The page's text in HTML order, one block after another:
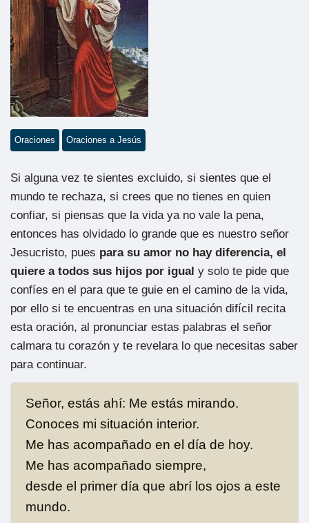
Oraciones Oraciones a Jesús
Si alguna vez te sientes excluido, si sientes que el
mundo te rechaza, si crees que no tienes en quien
confiar, si piensas que la vida ya no vale la pena,
entonces has olvidado lo grande que es nuestro señor
Jesucristo, pues para su amor no hay diferencia, el
quiere a todos sus hijos por igual y solo te pide que
confíes en el para que te guie en el camino de la vida,
por ello si te encuentras en una situación difícil recita
esta oración, al pronunciar estas palabras el señor
calmara tu corazón y te revelara lo que necesitas saber
para continuar.
Señor, estás ahí: Me estás mirando.
Conoces mi situación interior.
Me has acompañado en el día de hoy.
Me has acompañado siempre,
desde el primer día que abrí los ojos a este
mundo.